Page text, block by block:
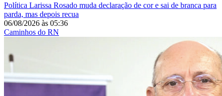
Política Larissa Rosado muda declaração de cor e sai de branca para
parda, mas depois recua
06/08/2026 às 05:36
Caminhos do RN